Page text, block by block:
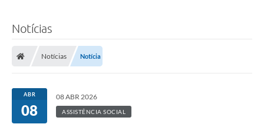
Notícias
Notícias Notícia
ABR
08
08 ABR 2026
ASSISTÊNCIA SOCIAL